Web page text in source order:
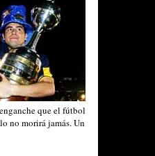
que el fútbol
no morirá jamás. Un